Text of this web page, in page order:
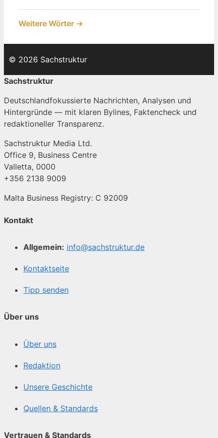
Weitere Wörter →
© 2026 Sachstruktur
Sachstruktur
Deutschlandfokussierte Nachrichten, Analysen und
Hintergründe — mit klaren Bylines, Faktencheck und
redaktioneller Transparenz.
Sachstruktur Media Ltd.
Office 9, Business Centre
Valletta, 0000
+356 2138 9009
Malta Business Registry: C 92009
Kontakt
Allgemein: info@sachstruktur.de
Kontaktseite
Tipp senden
Über uns
Über uns
Redaktion
Unsere Geschichte
Quellen & Standards
Vertrauen & Standards